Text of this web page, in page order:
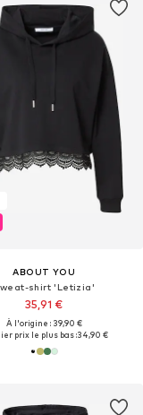
ABOUT YOU
shirt 'Letizia'
35,91 €
À l'origine : 39,90 €
prix le plus bas :34,90 €